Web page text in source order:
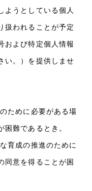
ようとしている個人
扱われることが予定
および特定個人情報
い。）を提供しませ
ために必要がある場
難であるとき。
育成の推進のために
同意を得ることが困